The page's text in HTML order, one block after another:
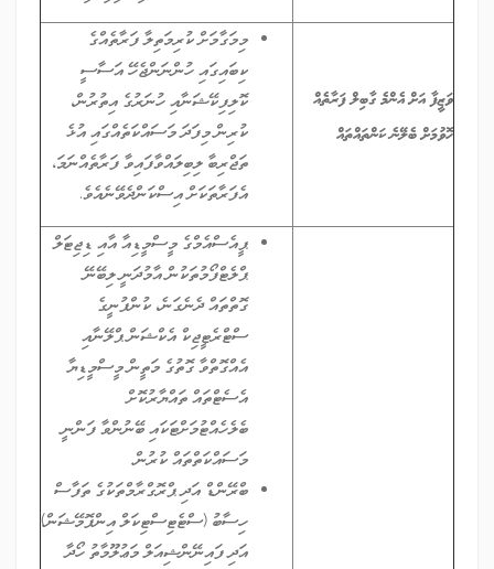
ވަޒީފާ އަށް އެންމެ ގާބިލް ފަރާތެއް
ހޮވުމަށް ބެލޭނެ ކަންތައްތައް
މިމަގާމަށް ކުރިމަތިލާ ފަރާތެއްގެ
ކިބައިގައި ހުންނަންޖެހޭ އަސާސީ
ކޮލިފިކޭޝަނާއި ހުނަރުގެ އިތުރުން،
ކުރިން މިފަދަ މަސައްކަތެއްގައި އުޅެ
ތަޖްރިބާ ލިބިލައްވާފައިވާ ފަރާތެއްނަމަ،
އެފަރާތަކަށް އިސްކަންދެވޭނެއެވެ.
ޕީއެސްއެމްގެ މީސްމީޑިއާ އާއި ޑިޖިޓަލް
ޕްލެޓްފޯމުތަކުން އާމުދަނީ ލިބޭނޭ
ގޮތްތައް ދެނެގަނެ، ކުންފުނީގެ
ސްޓްރެޓީޖިކް އެކްޝަން ޕްލޭނާއި
އެއްގޮތްވާ ގޮތުގެ މަތީން މީސްމީޑިޔާ
އެސެޓްތައް ތައްޔާރުކޮށް
ބެލެހެއްޓުމަށްޓަކައި ބޭނުންވާ ފަންނީ
މަސައްކަތްތައް ކުރުން.
ބްރޭންޑް އަދި ޕްރޮގްރާމްތަކުގެ ތަފާސް
ހިސާބު (ސްޓެޓިސްޓިކަލް އިންފޮމޭޝަން)
އަދި ފައިނޭންޝިއަލް މަޢުލޫމާތު ހޯދާ